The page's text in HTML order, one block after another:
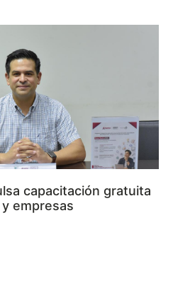
capacitación gratuita
empresas